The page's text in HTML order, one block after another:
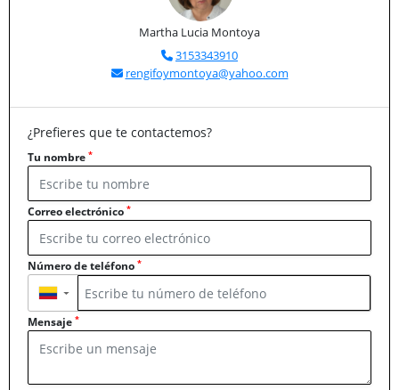
Martha Lucia Montoya
3153343910
rengifoymontoya@yahoo.com
¿Prefieres que te contactemos?
Tu nombre *
Correo electrónico *
Número de teléfono *
▼
Mensaje *